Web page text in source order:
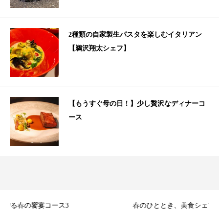
2種類の自家製生パスタを楽しむイタリアン
【鵜沢翔太シェフ】
【もうすぐ母の日！】少し贅沢なディナーコ
ース
春のひととき、美食シェフ3名の特別コース